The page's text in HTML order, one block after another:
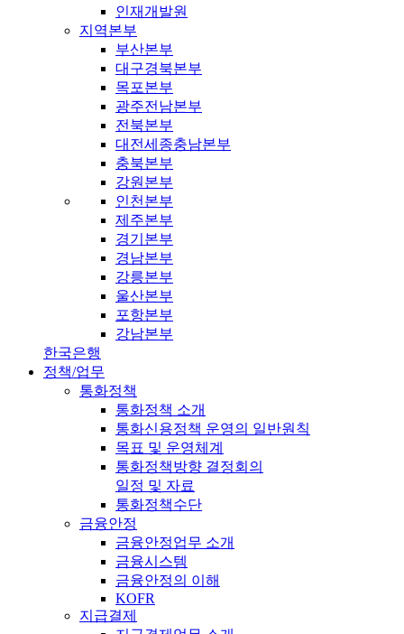
인재개발원
지역본부
부산본부
대구경북본부
목포본부
광주전남본부
전북본부
대전세종충남본부
충북본부
강원본부
인천본부
제주본부
경기본부
경남본부
강릉본부
울산본부
포항본부
강남본부
한국은행
정책/업무
통화정책
통화정책 소개
통화신용정책 운영의 일반원칙
목표 및 운영체계
통화정책방향 결정회의
일정 및 자료
통화정책수단
금융안정
금융안정업무 소개
금융시스템
금융안정의 이해
KOFR
지급결제